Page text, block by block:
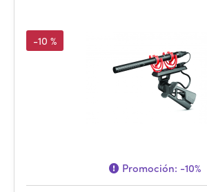
-10 %
Promoción: -10%